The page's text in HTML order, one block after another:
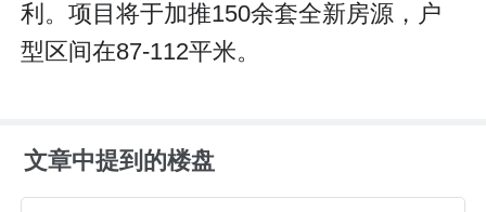
利。项目将于加推150余套全新房源，户
型区间在87-112平米。
文章中提到的楼盘